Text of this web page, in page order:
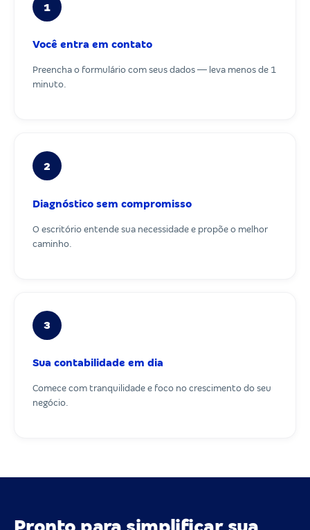
1
Você entra em contato
Preencha o formulário com seus dados — leva menos de 1
minuto.
2
Diagnóstico sem compromisso
O escritório entende sua necessidade e propõe o melhor
caminho.
3
Sua contabilidade em dia
Comece com tranquilidade e foco no crescimento do seu
negócio.